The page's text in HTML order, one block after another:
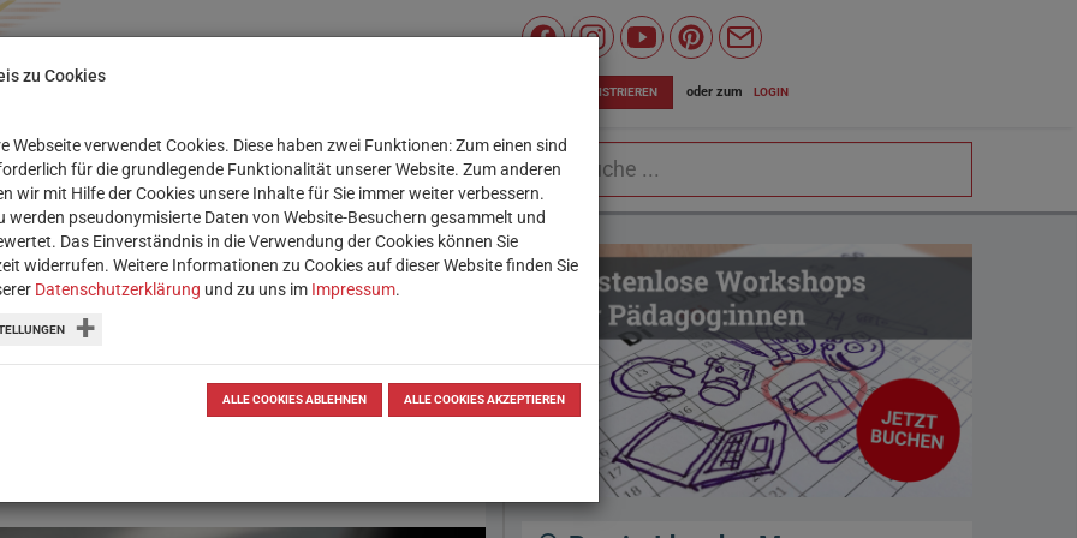
Wiener
Bildungsserver
Facebook
JETZT REGISTRIEREN oder zum LOGIN
SERVICE WORKSHOPS Suchbegriff
nutzen
Werkzeug, Ratgeber und
einer aktuellen Studie, die
zu Cookies
Webseite verwendet Cookies. Diese haben zwei Funktionen: Zum einen sind
für die grundlegende Funktionalität unserer Website. Zum anderen
wir mit Hilfe der Cookies unsere Inhalte für Sie immer weiter verbessern.
werden pseudonymisierte Daten von Website-Besuchern gesammelt und
Das Einverständnis in die Verwendung der Cookies können Sie
widerrufen. Weitere Informationen zu Cookies auf dieser Website finden Sie
Datenschutzerklärung und zu uns im Impressum.
ALLE COOKIES ABLEHNEN ALLE COOKIES AKZEPTIEREN